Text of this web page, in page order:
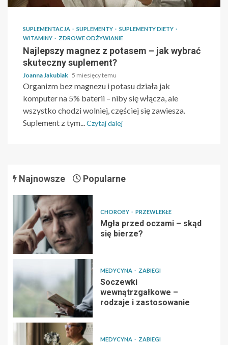
SUPLEMENTACJA SUPLEMENTY
SUPLEMENTY DIETY
WITAMINY
ZDROWE ODŻYWIANIE
Najlepszy magnez z potasem – jak wybrać
skuteczny suplement?
Joanna Jakubiak 5 miesięcy temu
Organizm bez magnezu i potasu działa jak
komputer na 5% baterii – niby się włącza, ale
wszystko chodzi wolniej, częściej się zawiesza.
Suplement z tym...Czytaj dalej
Najnowsze Popularne
CHOROBY PRZEWLEKŁE
Mgła przed oczami – skąd
się bierze?
MEDYCYNA ZABIEGI
Soczewki
wewnątrzgałkowe –
rodzaje i zastosowanie
MEDYCYNA ZABIEGI